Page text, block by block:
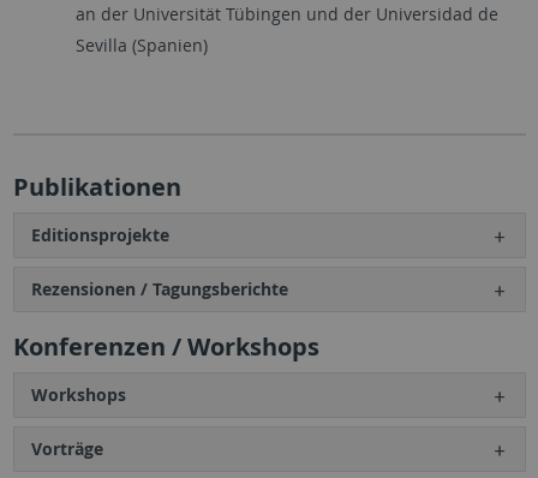
an der Universität Tübingen und der Universidad de
Sevilla (Spanien)
Publikationen
Editionsprojekte
Rezensionen / Tagungsberichte
Konferenzen / Workshops
Workshops
Vorträge